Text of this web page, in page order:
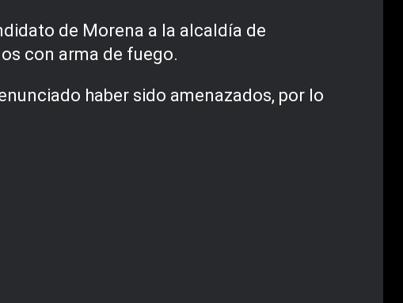
de Morena a la alcaldía de
con arma de fuego.
haber sido amenazados, por lo